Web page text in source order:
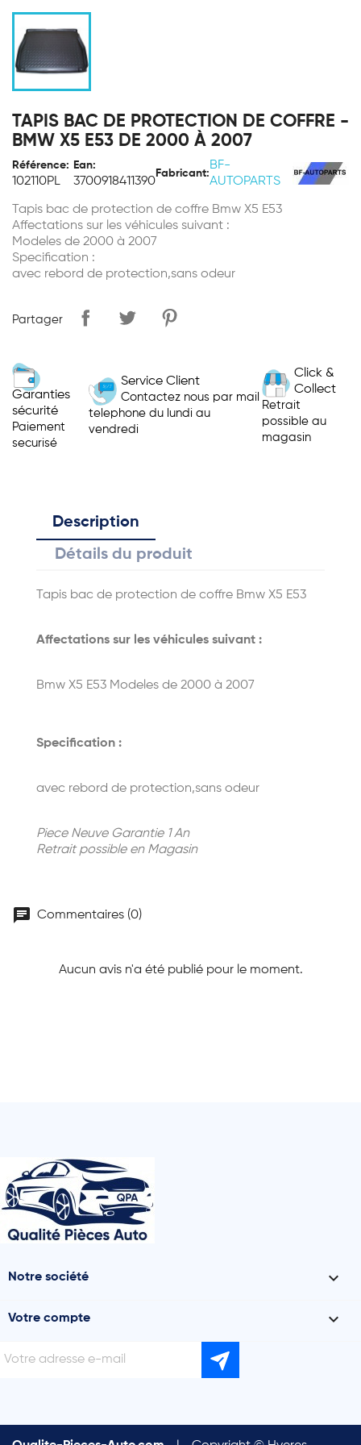
TAPIS BAC DE PROTECTION DE COFFRE -
BMW X5 E53 DE 2000 À 2007
Référence:
102110PL
Ean:
3700918411390
Fabricant:
BF-
AUTOPARTS
Tapis bac de protection de coffre Bmw X5 E53
Affectations sur les véhicules suivant :
Modeles de 2000 à 2007
Specification :
avec rebord de protection,sans odeur
Partager
Garanties
sécurité
Paiement
securisé
Service Client
Contactez nous par mail
telephone du lundi au
vendredi
Click &
Collect
Retrait
possible au
magasin
Description
Détails du produit
Tapis bac de protection de coffre Bmw X5 E53
Affectations sur les véhicules suivant :
Bmw X5 E53 Modeles de 2000 à 2007
Specification :
avec rebord de protection,sans odeur
Piece Neuve Garantie 1 An
Retrait possible en Magasin
chat Commentaires (0)
Aucun avis n'a été publié pour le moment.
Notre société 
Votre compte 